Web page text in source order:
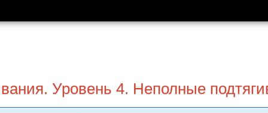
Уровень 4. Неполные